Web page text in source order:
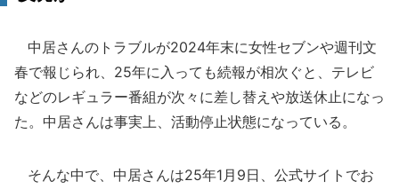
中居さんのトラブルが2024年末に女性セブンや週刊文
春で報じられ、25年に入っても続報が相次ぐと、テレビ
などのレギュラー番組が次々に差し替えや放送休止になっ
た。中居さんは事実上、活動停止状態になっている。
そんな中で、中居さんは25年1月9日、公式サイトでお